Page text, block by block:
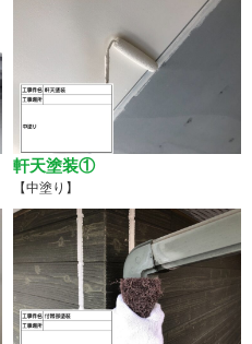
軒天塗装①
【中塗り】